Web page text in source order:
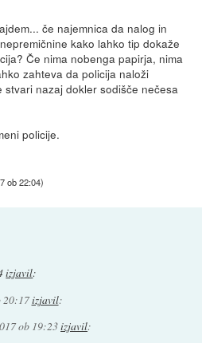
če najemnica da nalog in
kako lahko tip dokaže
Če nima nobenga papirja, nima
zahteva da policija naloži
stvari nazaj dokler sodišče nečesa
policije.
ob 22:04)
izjavil:
20:17izjavil:
ob 19:23izjavil: